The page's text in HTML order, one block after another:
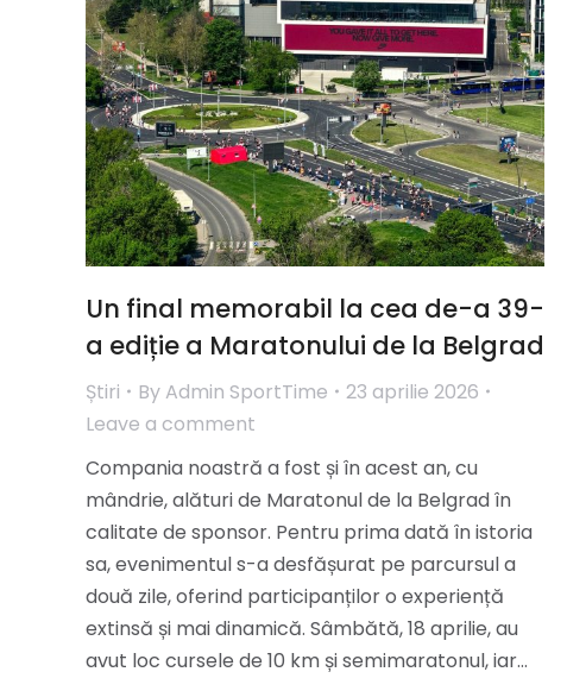
Un final memorabil la cea de-a 39-
a ediție a Maratonului de la Belgrad
Știri By Admin SportTime
23 aprilie 2026
Leave a comment
Compania noastră a fost și în acest an, cu
mândrie, alături de Maratonul de la Belgrad în
calitate de sponsor. Pentru prima dată în istoria
sa, evenimentul s-a desfășurat pe parcursul a
două zile, oferind participanților o experiență
extinsă și mai dinamică. Sâmbătă, 18 aprilie, au
avut loc cursele de 10 km și semimaratonul, iar…